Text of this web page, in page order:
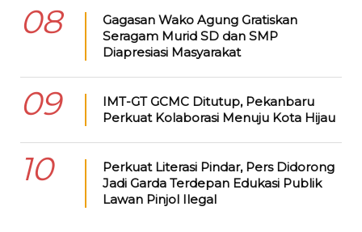
08
Gagasan Wako Agung Gratiskan
Seragam Murid SD dan SMP
Diapresiasi Masyarakat
09
IMT-GT GCMC Ditutup, Pekanbaru
Perkuat Kolaborasi Menuju Kota Hijau
10
Perkuat Literasi Pindar, Pers Didorong
Jadi Garda Terdepan Edukasi Publik
Lawan Pinjol Ilegal